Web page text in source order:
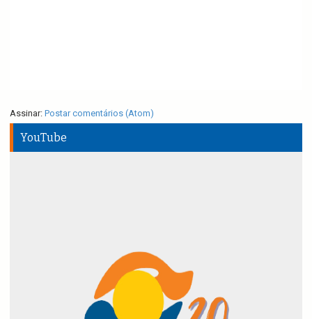
Assinar: Postar comentários (Atom)
YouTube